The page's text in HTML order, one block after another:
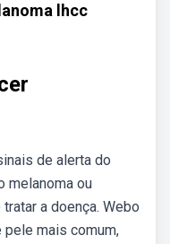
lhcc
de alerta do
melanoma ou
a doença. Webo
pele mais comum,